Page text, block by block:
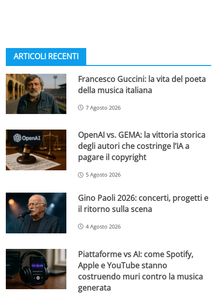
ARTICOLI RECENTI
Francesco Guccini: la vita del poeta
della musica italiana
7 Agosto 2026
OpenAI vs. GEMA: la vittoria storica
degli autori che costringe l’IA a
pagare il copyright
5 Agosto 2026
Gino Paoli 2026: concerti, progetti e
il ritorno sulla scena
4 Agosto 2026
Piattaforme vs AI: come Spotify,
Apple e YouTube stanno
costruendo muri contro la musica
generata